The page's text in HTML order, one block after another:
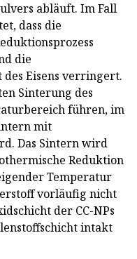
abläuft. Im Fall
dass die
die
Eisens verringert.
Sinterung des
führen, im
mit
Das Sintern wird
Reduktion
Temperatur
vorläufig nicht
der CC-NPs
intakt